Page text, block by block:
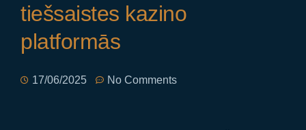
tiešsaistes kazino
platformās
17/06/2025 No Comments